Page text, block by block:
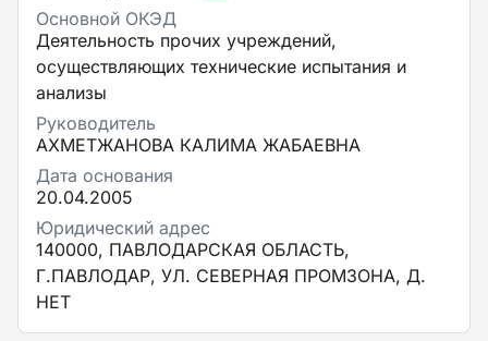
Основной ОКЭД
Деятельность прочих учреждений,
осуществляющих технические испытания и
анализы
Руководитель
АХМЕТЖАНОВА КАЛИМА ЖАБАЕВНА
Дата основания
20.04.2005
Юридический адрес
140000, ПАВЛОДАРСКАЯ ОБЛАСТЬ,
Г.ПАВЛОДАР, УЛ. СЕВЕРНАЯ ПРОМЗОНА, Д.
НЕТ